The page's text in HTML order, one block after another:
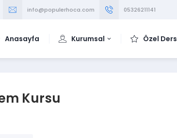
info@populerhoca.com 05326211141
Anasayfa Kurumsal Özel Ders
Kursu